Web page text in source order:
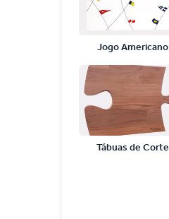
Jogo Americano
Tábuas de Corte